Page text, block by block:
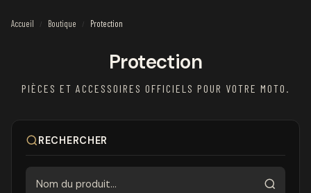
Accueil / Boutique / Protection
Protection
PIÈCES ET ACCESSOIRES OFFICIELS POUR VOTRE MOTO.
RECHERCHER